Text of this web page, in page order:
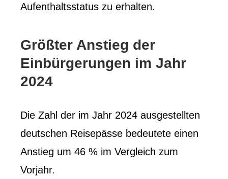
Aufenthaltsstatus zu erhalten.
Größter Anstieg der
Einbürgerungen im Jahr
2024
Die Zahl der im Jahr 2024 ausgestellten
deutschen Reisepässe bedeutete einen
Anstieg um 46 % im Vergleich zum
Vorjahr.